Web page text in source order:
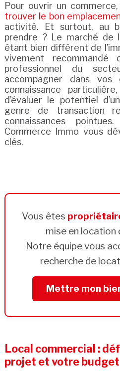
Pour ouvrir un
trouver le bon
activité. Et surtout, au
prendre ? Le marché de
étant bien différent de
vivement
professionnel du
accompagner dans vos
connaissance
d’évaluer le potentiel
genre de transaction
connaissances
Commerce Immo vous
clés.
Vous êtes
mise en location
Notre équipe vous
recherche de
Mettre mon
Local commercial :
projet et votre budget